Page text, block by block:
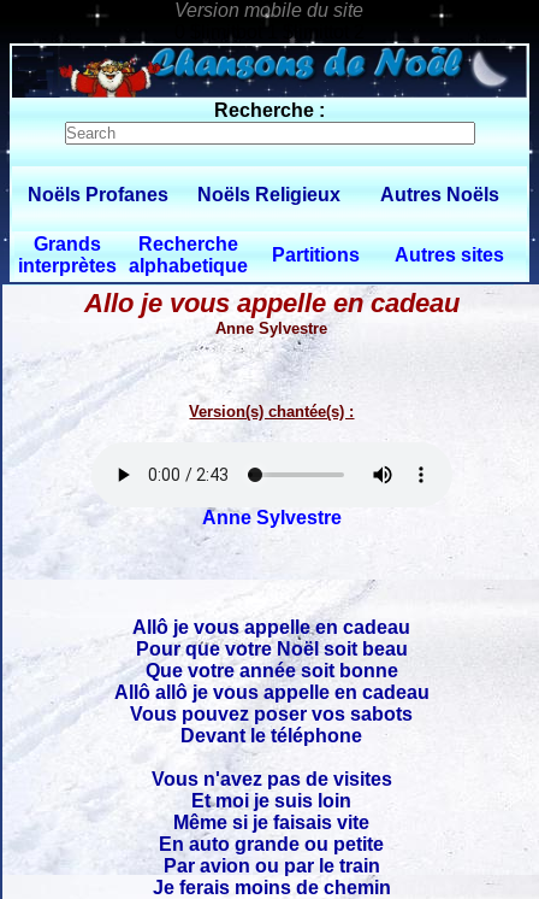
0 $limitbot 1 $limittot 2
Recherche :
Noëls Profanes Noëls Religieux Autres Noëls
Grands
interprètes
Recherche
alphabetique
Partitions Autres sites
Allo je vous appelle en cadeau
Anne Sylvestre
Version(s) chantée(s) :
Anne Sylvestre
Allô je vous appelle en cadeau
Pour que votre Noël soit beau
Que votre année soit bonne
Allô allô je vous appelle en cadeau
Vous pouvez poser vos sabots
Devant le téléphone
Vous n'avez pas de visites
Et moi je suis loin
Même si je faisais vite
En auto grande ou petite
Par avion ou par le train
Je ferais moins de chemin